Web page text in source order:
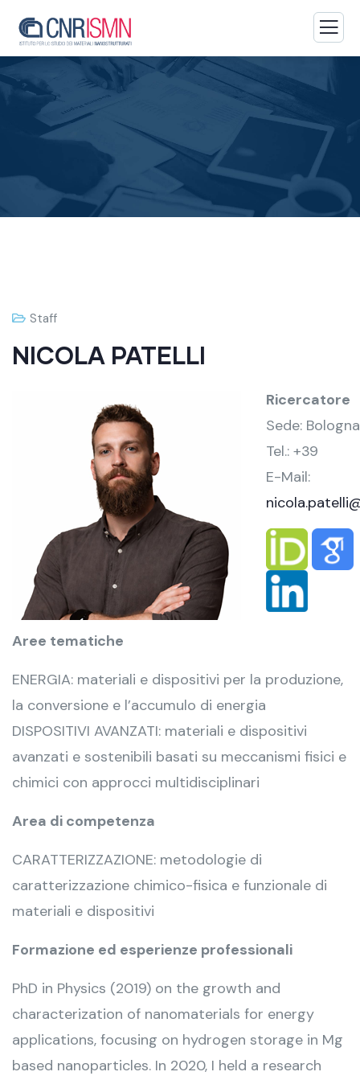
Staff
NICOLA PATELLI
Ricercatore
Sede: Bologna
Tel.: +39
E-Mail:
Aree tematiche
ENERGIA: materiali e dispositivi per la produzione,
la conversione e l’accumulo di energia
DISPOSITIVI AVANZATI: materiali e dispositivi
avanzati e sostenibili basati su meccanismi fisici e
chimici con approcci multidisciplinari
Area di competenza
CARATTERIZZAZIONE: metodologie di
caratterizzazione chimico-fisica e funzionale di
materiali e dispositivi
Formazione ed esperienze professionali
PhD in Physics (2019) on the growth and
characterization of nanomaterials for energy
applications, focusing on hydrogen storage in Mg
based nanoparticles. In 2020, I held a research